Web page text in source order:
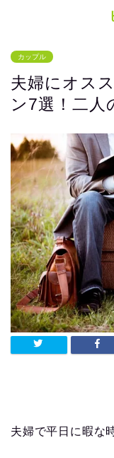
カップル
夫婦にオス
ン7選！二人
夫婦で平日に暇な